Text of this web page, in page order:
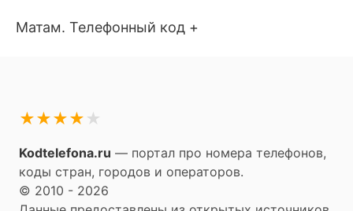
Матам. Телефонный код +
★
★
★
★
★
Kodtelefona.ru — портал про номера телефонов,
коды стран, городов и операторов.
© 2010 - 2026